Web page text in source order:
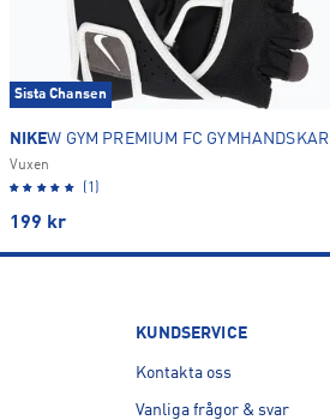
Sista Chansen
NIKEW GYM PREMIUM FC GYMHANDSKAR
Vuxen
(1)
199 kr
KUNDSERVICE
Kontakta oss
Vanliga frågor & svar